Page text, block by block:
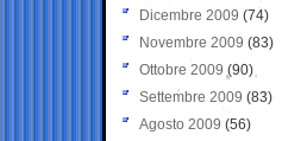
Dicembre 2009 (74)
Novembre 2009 (83)
Ottobre 2009 (90)
Settembre 2009 (83)
Agosto 2009 (56)